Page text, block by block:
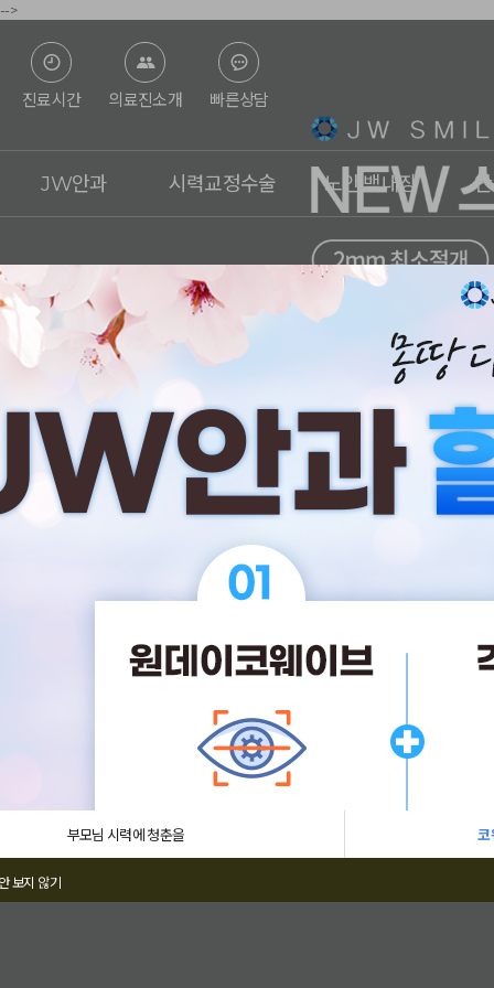
진료시간 의료진소개 빠른상담
JW안과
병원소개
의료진
첨단장비
진료시간&오시는 길
언론보도
수술체험기
시력교정수술
스마일라식
라식
렌즈삽입술
아베드로
노안·백내장
노안이란?
백내장이란?
노안 레이저 교정술
노안 백내장 수술
아벨
-->
부모님 시력에 청춘을 코
보지 않기